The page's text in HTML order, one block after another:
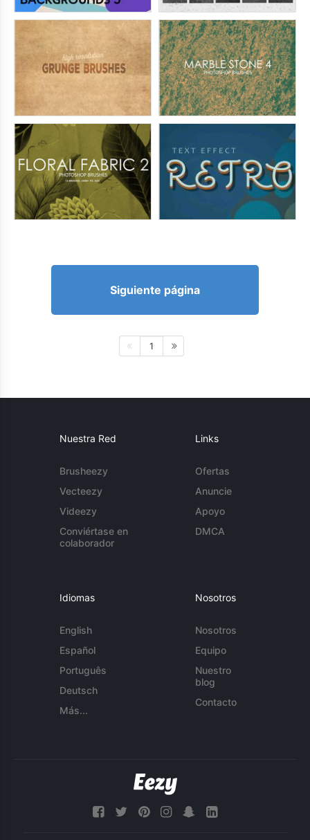
Siguiente página
1
Nuestra Red
Brusheezy
Vecteezy
Videezy
Conviértase en
colaborador
Links
Ofertas
Anuncie
Apoyo
DMCA
Idiomas
English
Español
Português
Deutsch
Más...
Nosotros
Nosotros
Equipo
Nuestro
blog
Contacto